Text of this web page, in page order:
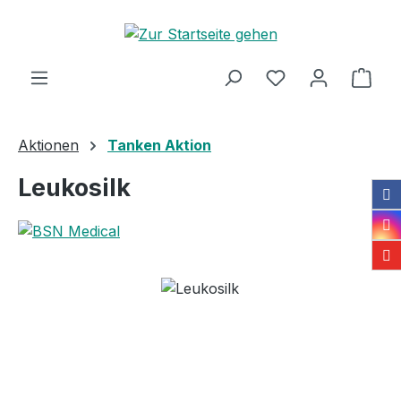
Zum Hauptinhalt springen
Aktionen Tanken Aktion
Leukosilk
Bildergalerie überspringen